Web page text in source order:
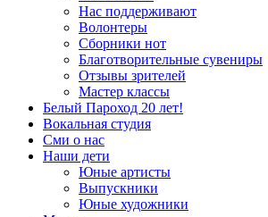
Нас поддерживают
Волонтеры
Сборники нот
Благотворительные сувениры
Отзывы зрителей
Мастер классы
Белый Пароход 20 лет!
Вокальная студия
Сми о нас
Наши дети
Юные артисты
Выпускники
Юные художники